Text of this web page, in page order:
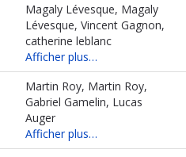
Magaly Lévesque, Magaly
Lévesque, Vincent Gagnon,
catherine leblanc
Afficher plus…
Martin Roy, Martin Roy,
Gabriel Gamelin, Lucas
Auger
Afficher plus…